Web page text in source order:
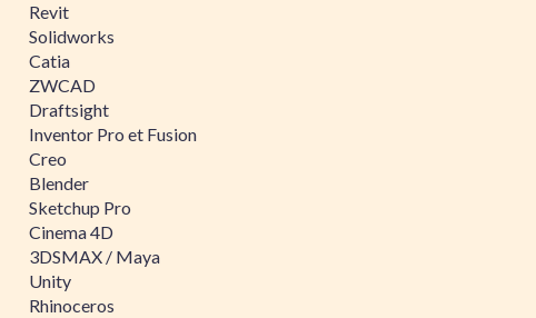
Revit
Solidworks
Catia
ZWCAD
Draftsight
Inventor Pro et Fusion
Creo
Blender
Sketchup Pro
Cinema 4D
3DSMAX / Maya
Unity
Rhinoceros